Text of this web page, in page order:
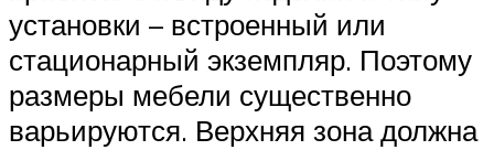
установки – встроенный или
стационарный экземпляр. Поэтому
размеры мебели существенно
варьируются. Верхняя зона должна